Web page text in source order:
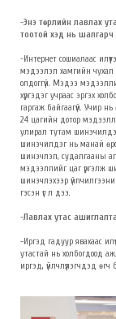
-Энэ төрлийн лавлах
тоотой хэд нь шалгарч
-Интернет сошиалаас
мэдээлэл хамгийн чухал
олдоггүй. Мэдээ
хүргэдэг учраас эргэх
гаргаж байгаагүй. Учир
24 цагийн дотор
улирал тутам
шинэчилдэг нь манай
шинэчлэл, судалгааны
мэдээллийг цаг үргэлж
шинэчлэхээр
гэсэн үг л дээ.
-Лавлах утас
-Иргэд гадуур явахаас
утастай нь холбогдоод
иргэд, үйлчлүүлэгчдэд өгч